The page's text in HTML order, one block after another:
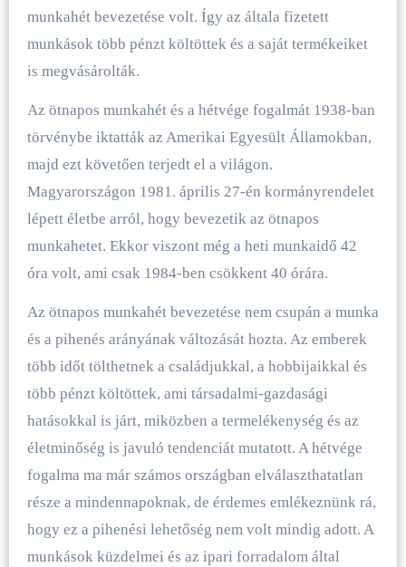
munkahét bevezetése volt. Így az általa fizetett
munkások több pénzt költöttek és a saját termékeiket
is megvásárolták.
Az ötnapos munkahét és a hétvége fogalmát 1938-ban
törvénybe iktatták az Amerikai Egyesült Államokban,
majd ezt követően terjedt el a világon.
Magyarországon 1981. április 27-én kormányrendelet
lépett életbe arról, hogy bevezetik az ötnapos
munkahetet. Ekkor viszont még a heti munkaidő 42
óra volt, ami csak 1984-ben csökkent 40 órára.
Az ötnapos munkahét bevezetése nem csupán a munka
és a pihenés arányának változását hozta. Az emberek
több időt tölthetnek a családjukkal, a hobbijaikkal és
több pénzt költöttek, ami társadalmi-gazdasági
hatásokkal is járt, miközben a termelékenység és az
életminőség is javuló tendenciát mutatott. A hétvége
fogalma ma már számos országban elválaszthatatlan
része a mindennapoknak, de érdemes emlékeznünk rá,
hogy ez a pihenési lehetőség nem volt mindig adott. A
munkások küzdelmei és az ipari forradalom által